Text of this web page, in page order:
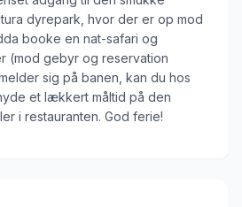
dyrepark, hvor der er op mod
booke en nat-safari og
(mod gebyr og reservation
sig på banen, kan du hos
et lækkert måltid på den
i restauranten. God ferie!